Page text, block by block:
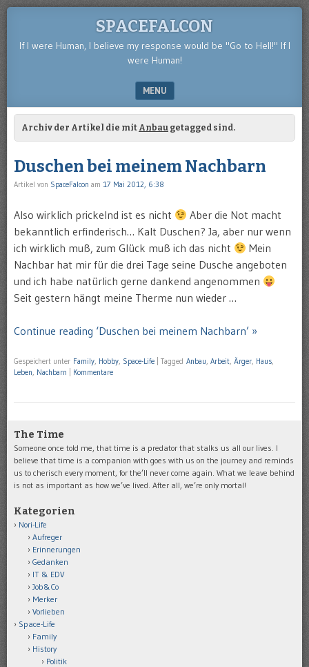
SPACEFALCON
If I were Human, I believe my response would be "Go to Hell!" If I
were Human!
MENU
SKIP TO CONTENT
Archiv der Artikel die mit Anbau getagged sind.
Duschen bei meinem Nachbarn
Artikel von SpaceFalcon am 17 Mai 2012, 6:38
Also wirklich prickelnd ist es nicht
Aber die Not macht
bekanntlich erfinderisch… Kalt Duschen? Ja, aber nur wenn
ich wirklich muß, zum Glück muß ich das nicht
Mein
Nachbar hat mir für die drei Tage seine Dusche angeboten
und ich habe natürlich gerne dankend angenommen
Seit gestern hängt meine Therme nun wieder …
Continue reading ‘Duschen bei meinem Nachbarn’ »
Gespeichert unter Family, Hobby, Space-Life Tagged Anbau, Arbeit, Ärger, Haus,
Leben, Nachbarn Kommentare
The Time
Someone once told me, that time is a predator that stalks us all our lives. I
believe that time is a companion with goes with us on the journey and reminds
us to cherisch every moment, for the’ll never come again. What we leave behind
is not as important as how we’ve lived. After all, we’re only mortal!
Kategorien
Nori-Life
Aufreger
Erinnerungen
Gedanken
IT & EDV
Job&Co
Merker
Vorlieben
Space-Life
Family
History
Politik